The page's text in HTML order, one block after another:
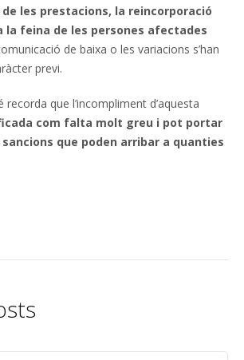
les prestacions, la reincorporació
la feina de les persones afectades
de baixa o les variacions s’han
previ.
que l’incompliment d’aquesta
com falta molt greu i pot portar
que poden arribar a quanties